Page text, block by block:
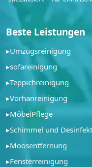
Beste Leistungen
▸Umzugsreinigung
▸sofareinigung
▸Teppichreinigung
▸Vorhanreinigung
▸MöbelPflege
▸Schimmel und
▸Moosentfernung
▸Fensterreinigung